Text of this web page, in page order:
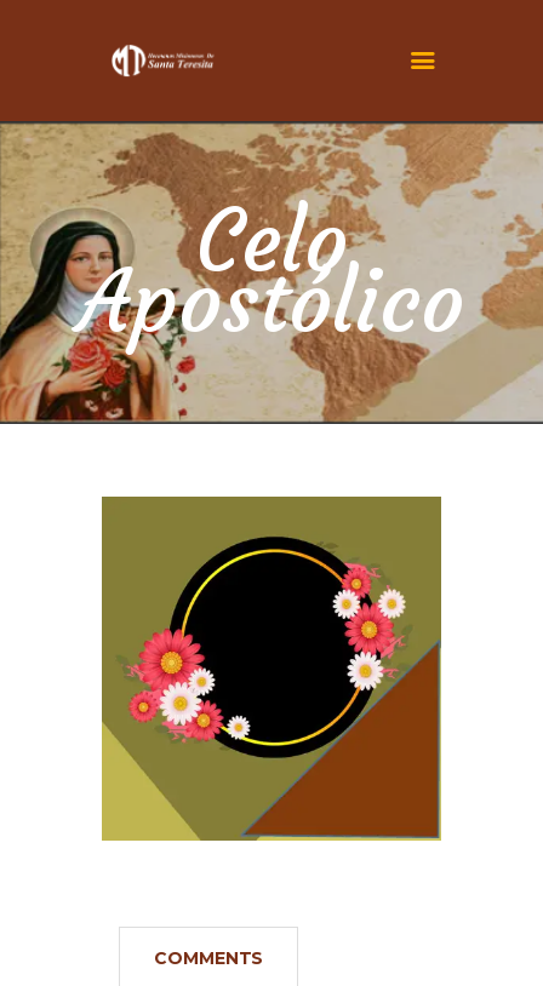
Celo
Apostólico
INICIO
CONOCENOS
SER TERESITA
ACTUALIDAD
FAMILIA TERESIANA
CONTÁCTENOS
COMMENTS